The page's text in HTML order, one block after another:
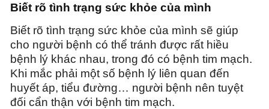
Biết rõ tình trạng sức khỏe của mình
Biết rõ tình trạng sức khỏe của mình sẽ giúp
cho người bệnh có thể tránh được rất hiều
bệnh lý khác nhau, trong đó có bệnh tim mạch.
Khi mắc phải một số bệnh lý liên quan đến
huyết áp, tiểu đường… người bệnh nên tuyệt
đối cẩn thận với bệnh tim mạch.